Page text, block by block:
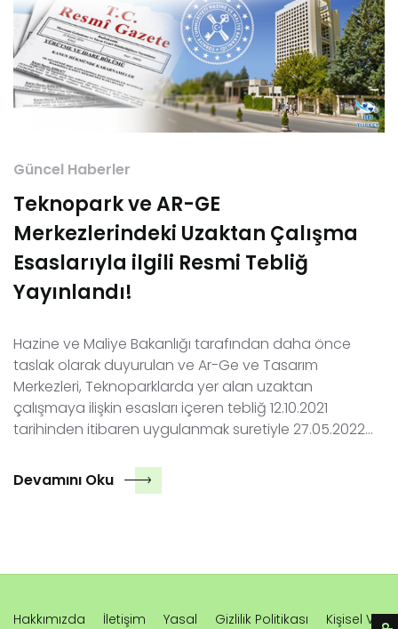
Güncel Haberler
Teknopark ve AR-GE
Merkezlerindeki Uzaktan Çalışma
Esaslarıyla ilgili Resmi Tebliğ
Yayınlandı!
Hazine ve Maliye Bakanlığı tarafından daha önce
taslak olarak duyurulan ve Ar-Ge ve Tasarım
Merkezleri, Teknoparklarda yer alan uzaktan
çalışmaya ilişkin esasları içeren tebliğ 12.10.2021
tarihinden itibaren uygulanmak suretiyle 27.05.2022…
Devamını Oku
Hakkımızda İletişim Yasal Gizlilik Politikası Kişisel